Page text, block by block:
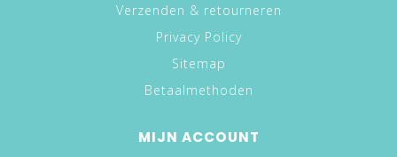
Verzenden & retourneren
Privacy Policy
Sitemap
Betaalmethoden
MIJN ACCOUNT